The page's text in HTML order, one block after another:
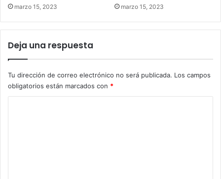
marzo 15, 2023 marzo 15, 2023
Deja una respuesta
Tu dirección de correo electrónico no será publicada. Los campos
obligatorios están marcados con *